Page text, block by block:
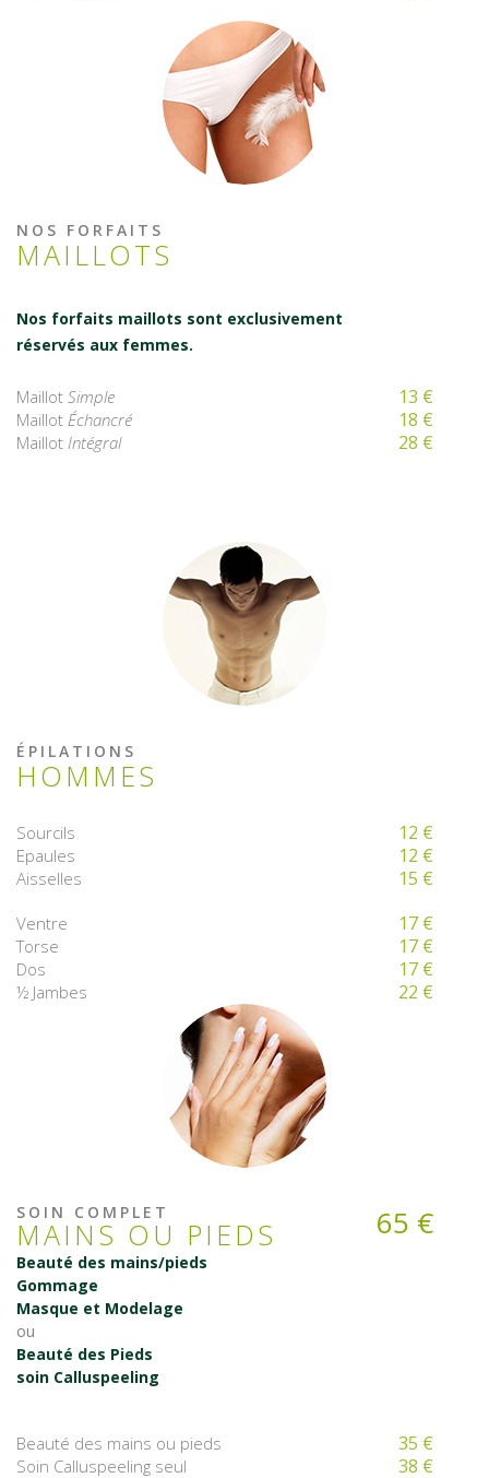
NOS FORFAITS
MAILLOTS
Nos forfaits maillots sont exclusivement
réservés aux femmes.
Maillot Simple 13 €
Maillot Échancré 18 €
Maillot Intégral 28 €
ÉPILATIONS
HOMMES
Sourcils 12 €
Epaules 12 €
Aisselles 15 €
Ventre 17 €
Torse 17 €
Dos 17 €
½ Jambes 22 €
SOIN COMPLET
MAINS OU PIEDS 65 €
Beauté des mains/pieds
Gommage
Masque et Modelage
ou
Beauté des Pieds
soin Calluspeeling
Beauté des mains ou pieds 35 €
Soin Calluspeeling seul 38 €